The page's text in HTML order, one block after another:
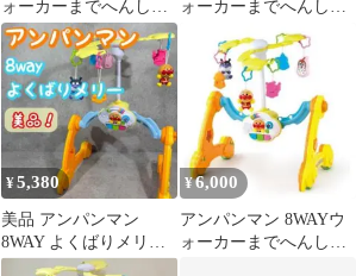
ォーカーまでへんし
ん！よくばりメリー
ォーカーまでへんし
ん！よくばりメリー
¥5,380
美品 アンパンマン
8WAY よくばりメリー
ウォーカー ベビージム
¥6,000
アンパンマン 8WAYウ
ォーカーまでへんし